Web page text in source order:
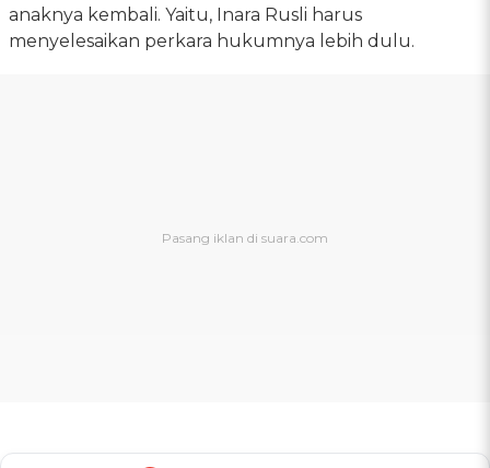
anaknya kembali. Yaitu, Inara Rusli harus
menyelesaikan perkara hukumnya lebih dulu.